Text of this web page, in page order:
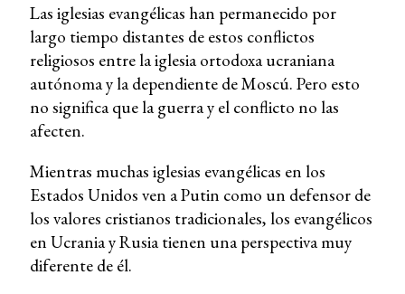
Las iglesias evangélicas han permanecido por
largo tiempo distantes de estos conflictos
religiosos entre la iglesia ortodoxa ucraniana
autónoma y la dependiente de Moscú. Pero esto
no significa que la guerra y el conflicto no las
afecten.
Mientras muchas iglesias evangélicas en los
Estados Unidos ven a Putin como un defensor de
los valores cristianos tradicionales, los evangélicos
en Ucrania y Rusia tienen una perspectiva muy
diferente de él.